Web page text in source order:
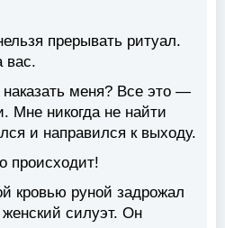
прерывать ритуал.
вас.
меня? Все это —
Мне никогда не найти
и направился к выходу.
происходит!
кровью руной задрожал
силуэт. Он